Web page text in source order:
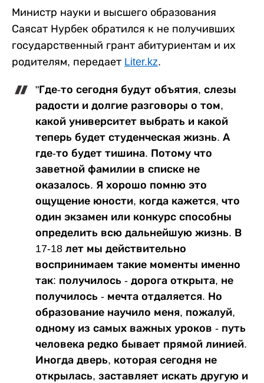
Министр науки и высшего образования
Саясат Нурбек обратился к не получивших
государственный грант абитуриентам и их
родителям, передает Liter.kz.
"Где-то сегодня будут объятия, слезы
радости и долгие разговоры о том,
какой университет выбрать и какой
теперь будет студенческая жизнь. А
где-то будет тишина. Потому что
заветной фамилии в списке не
оказалось. Я хорошо помню это
ощущение юности, когда кажется, что
один экзамен или конкурс способны
определить всю дальнейшую жизнь. В
17-18 лет мы действительно
воспринимаем такие моменты именно
так: получилось - дорога открыта, не
получилось - мечта отдаляется. Но
образование научило меня, пожалуй,
одному из самых важных уроков - путь
человека редко бывает прямой линией.
Иногда дверь, которая сегодня не
открылась, заставляет искать другую и